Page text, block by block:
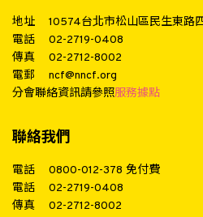
地址
10574台北市松山區民生東路
電話
02-2719-0408
傳真
02-2712-8002
電郵
ncf@nncf.org
分會聯絡資訊請參照服務據點
聯絡我們
電話 0800-012-378 免付費
電話
02-2719-0408
傳真
02-2712-8002